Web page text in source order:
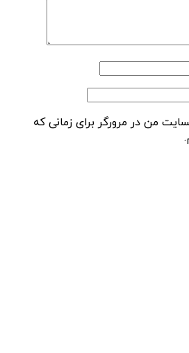
من در مرورگر برای زمانی که